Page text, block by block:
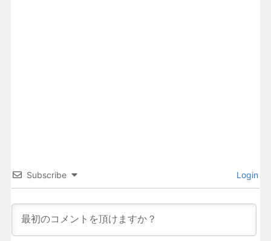
Subscribe Login